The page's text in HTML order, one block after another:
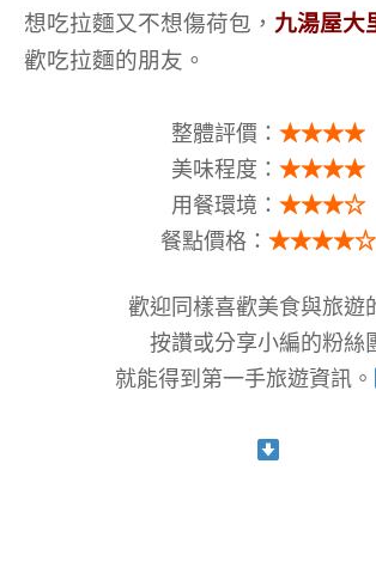
想吃拉麵又不想傷荷包， 九湯屋大
歡吃拉麵的朋友。
整體評價： ★★★★
美味程度： ★★★★
用餐環境： ★★★☆
餐點價格： ★★★★☆
歡迎同樣喜歡美食與旅遊
按讚或分享小編的粉絲
就能得到第一手旅遊資訊。